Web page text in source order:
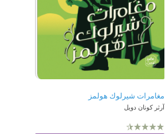
مغامرات شيرلوك هولمز
آرثر كونان دويل